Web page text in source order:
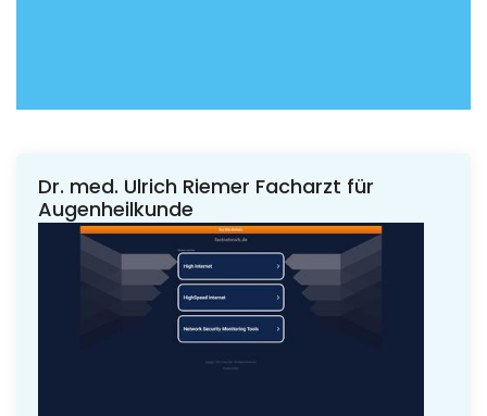
Dr. med. Ulrich Riemer Facharzt für
Augenheilkunde